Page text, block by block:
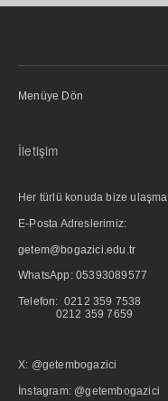
Menüye Dön
İletişim
Her türlü konuda bize
E-Posta Adreslerimiz:
getem@bogazici.edu.tr
WhatsApp: 05393089577
Telefon: 0212 359 7538
0212 359 7659
X: @getembogazici
İnstagram: @getembogazici